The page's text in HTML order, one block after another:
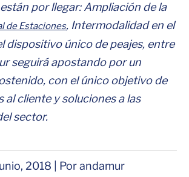
por llegar: Ampliación de la
de Estaciones, Intermodalidad en el
dispositivo único de peajes, entre
seguirá apostando por un
con el único objetivo de
al cliente y soluciones a las
sector.
2018 | Por andamur